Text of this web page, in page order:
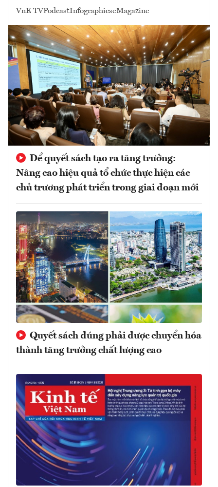
VnE TVPodcastInfographicseMagazine
Để quyết sách tạo ra tăng trưởng:
Nâng cao hiệu quả tổ chức thực hiện các
chủ trương phát triển trong giai đoạn mới
Quyết sách đúng phải được chuyển hóa
thành tăng trưởng chất lượng cao